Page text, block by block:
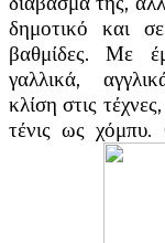
δημοτικό και σε
βαθμίδες. Με
γαλλικά,
κλίση στις
τένις ως χόμπυ.